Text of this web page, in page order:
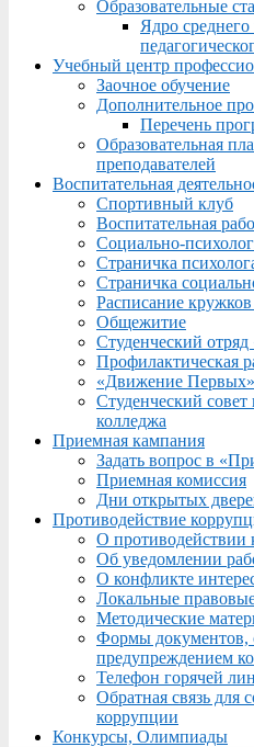
Образовательные
Ядро
Учебный центр
Заочное обучение
Дополнительное
Перечень
Образовательная
преподавателей
Воспитательная
Спортивный клуб
Воспитательная
Социально-
Страничка
Страничка
Расписание
Общежитие
Студенческий
Профилактическая
«Движение Первых»
Студенческий
колледжа
Приемная кампания
Задать вопрос в
Приемная комиссия
Дни открытых
Противодействие
О противодействии
Об уведомлении
О конфликте
Локальные
Методические
Формы документов,
предупреждением
Телефон горячей
Обратная связь для
коррупции
Конкурсы, Олимпиады